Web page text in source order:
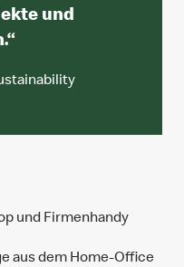
und
“
und Firmenhandy
aus dem Home-Office